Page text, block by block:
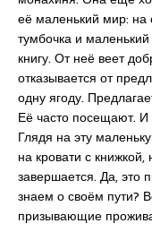
её маленький мир: на
тумбочка и
книгу. От неё веет
отказывается от
одну ягоду.
Её часто посещают. И
Глядя на эту
на кровати с
завершается. Да, это
знаем о своём пути?
призывающие